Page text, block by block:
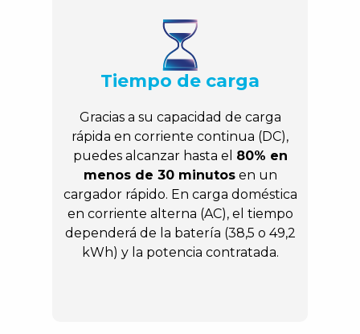
Tiempo de carga
Gracias a su capacidad de carga
rápida en corriente continua (DC),
puedes alcanzar hasta el 80% en
menos de 30 minutosen un
cargador rápido. En carga doméstica
en corriente alterna (AC), el tiempo
dependerá de la batería (38,5 o 49,2
kWh) y la potencia contratada.